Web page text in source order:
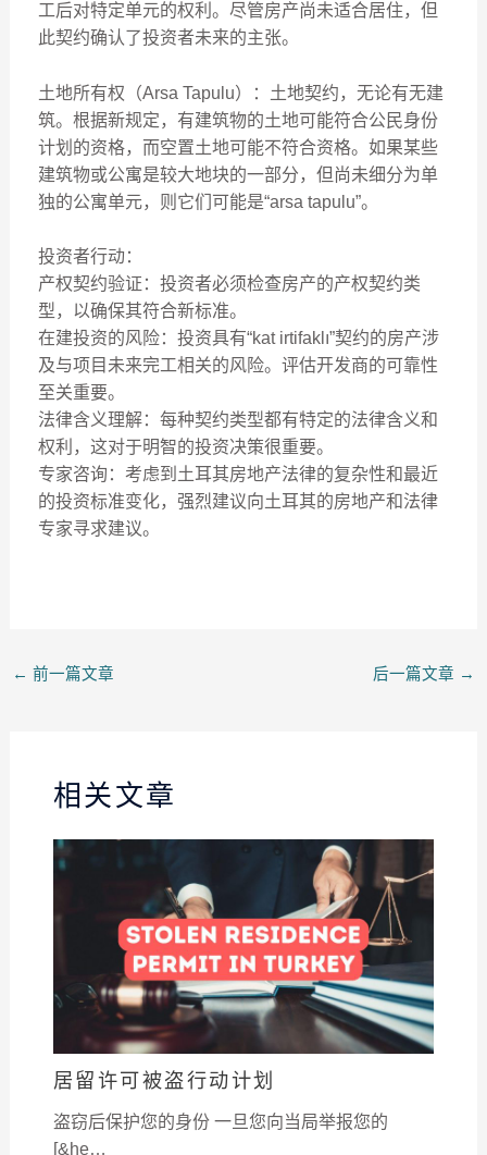
工后对特定单元的权利。尽管房产尚未适合居住，但
此契约确认了投资者未来的主张。
土地所有权（Arsa Tapulu）：土地契约，无论有无建
筑。根据新规定，有建筑物的土地可能符合公民身份
计划的资格，而空置土地可能不符合资格。如果某些
建筑物或公寓是较大地块的一部分，但尚未细分为单
独的公寓单元，则它们可能是“arsa tapulu”。
投资者行动：
产权契约验证：投资者必须检查房产的产权契约类
型，以确保其符合新标准。
在建投资的风险：投资具有“kat irtifaklı”契约的房产涉
及与项目未来完工相关的风险。评估开发商的可靠性
至关重要。
法律含义理解：每种契约类型都有特定的法律含义和
权利，这对于明智的投资决策很重要。
专家咨询：考虑到土耳其房地产法律的复杂性和最近
的投资标准变化，强烈建议向土耳其的房地产和法律
专家寻求建议。
← 前一篇文章 后一篇文章 →
相关文章
居留许可被盗行动计划
盗窃后保护您的身份 一旦您向当局举报您的
[&he…